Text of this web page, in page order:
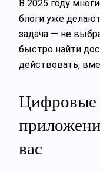
В 2025 году
блоги уже
задача — не
быстро найти
действовать,
вас